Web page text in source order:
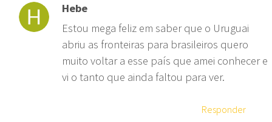
Hebe
Estou mega feliz em saber que o Uruguai
abriu as fronteiras para brasileiros quero
muito voltar a esse país que amei conhecer e
vi o tanto que ainda faltou para ver.
Responder